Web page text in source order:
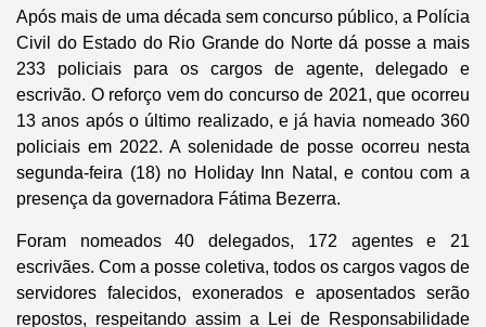
Após mais de uma década sem concurso público, a Polícia
Civil do Estado do Rio Grande do Norte dá posse a mais
233 policiais para os cargos de agente, delegado e
escrivão. O reforço vem do concurso de 2021, que ocorreu
13 anos após o último realizado, e já havia nomeado 360
policiais em 2022. A solenidade de posse ocorreu nesta
segunda-feira (18) no Holiday Inn Natal, e contou com a
presença da governadora Fátima Bezerra.
Foram nomeados 40 delegados, 172 agentes e 21
escrivães. Com a posse coletiva, todos os cargos vagos de
servidores falecidos, exonerados e aposentados serão
repostos, respeitando assim a Lei de Responsabilidade